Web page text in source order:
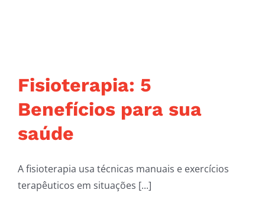
Fisioterapia: 5
Benefícios para sua
saúde
A fisioterapia usa técnicas manuais e exercícios
terapêuticos em situações [...]